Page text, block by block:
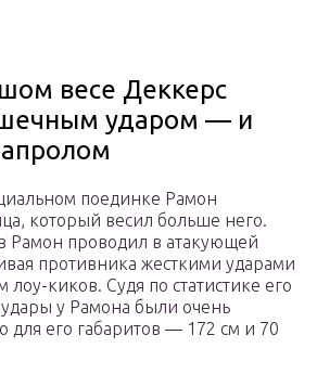
весе Деккерс
ударом — и
поединке Рамон
который весил больше него.
Рамон проводил в атакующей
противника жесткими ударами
лоу-киков. Судя по статистике его
у Рамона были очень
его габаритов — 172 см и 70